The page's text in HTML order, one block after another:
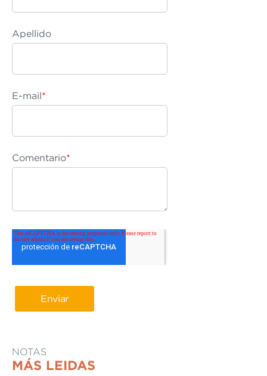
Apellido
E-mail*
Comentario*
NOTAS
MÁS LEIDAS